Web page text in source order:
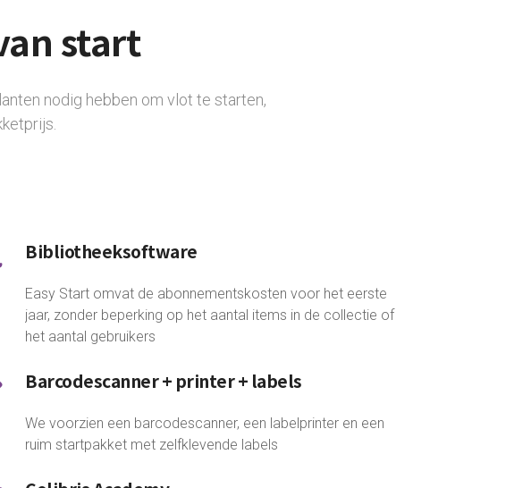
start
nodig hebben om vlot te starten,
Bibliotheeksoftware
Easy Start omvat de abonnementskosten voor het eerste
jaar, zonder beperking op het aantal items in de collectie of
het aantal gebruikers
Barcodescanner + printer + labels
We voorzien een barcodescanner, een labelprinter en een
ruim startpakket met zelfklevende labels